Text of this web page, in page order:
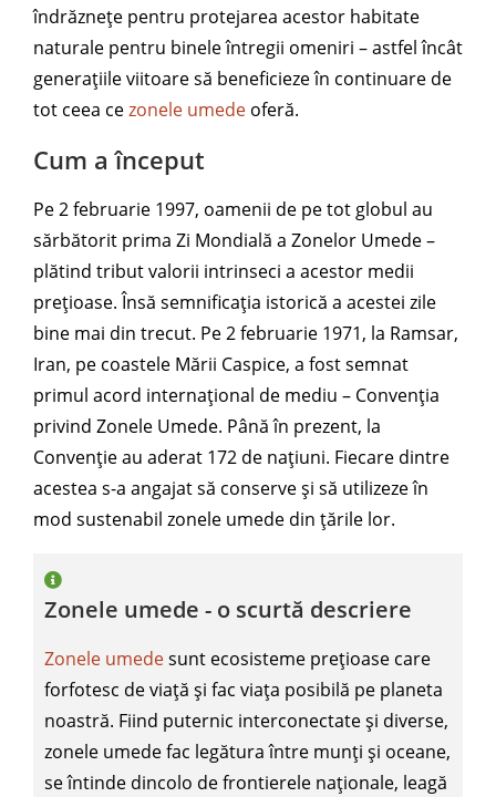
îndrăznețe pentru protejarea acestor habitate
naturale pentru binele întregii omeniri – astfel încât
generațiile viitoare să beneficieze în continuare de
tot ceea cezonele umede oferă.
Cum a început
Pe 2 februarie 1997, oamenii de pe tot globul au
sărbătorit prima Zi Mondială a Zonelor Umede –
plătind tribut valorii intrinseci a acestor medii
prețioase. Însă semnificația istorică a acestei zile
bine mai din trecut. Pe 2 februarie 1971, la Ramsar,
Iran, pe coastele Mării Caspice, a fost semnat
primul acord internațional de mediu – Convenția
privind Zonele Umede. Până în prezent, la
Convenție au aderat 172 de națiuni. Fiecare dintre
acestea s-a angajat să conserve și să utilizeze în
mod sustenabil zonele umede din țările lor.
Zonele umede - o scurtă descriere
Zonele umedesunt ecosisteme prețioase care
forfotesc de viață și fac viața posibilă pe planeta
noastră. Fiind puternic interconectate și diverse,
zonele umede fac legătura între munți și oceane,
se întinde dincolo de frontierele naționale, leagă